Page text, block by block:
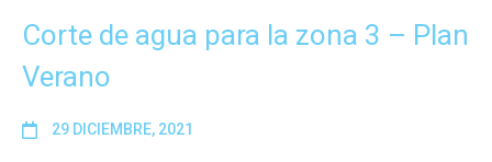
Corte de agua para la zona 3 – Plan
Verano
29 DICIEMBRE, 2021